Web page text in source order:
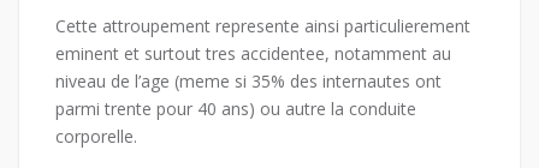
Cette attroupement represente ainsi particulierement
eminent et surtout tres accidentee, notamment au
niveau de l’age (meme si 35% des internautes ont
parmi trente pour 40 ans) ou autre la conduite
corporelle.